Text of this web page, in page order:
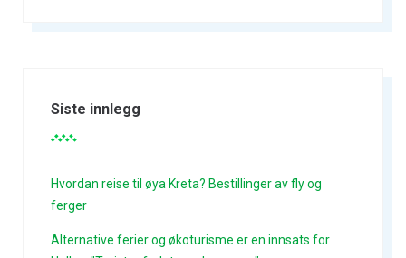
Siste innlegg
Hvordan reise til øya Kreta? Bestillinger av fly og
ferger
Alternative ferier og økoturisme er en innsats for